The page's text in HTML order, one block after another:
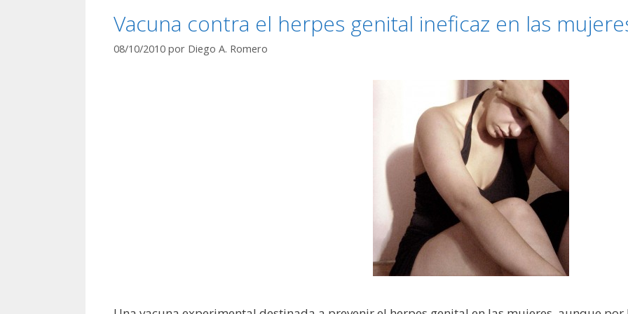
Vacuna contra el herpes genital ineficaz en las
08/10/2010 por Diego A. Romero